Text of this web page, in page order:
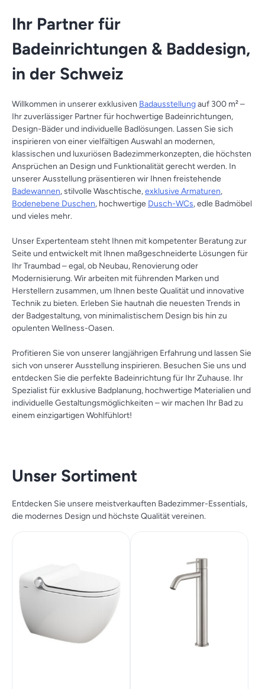
Ihr Partner für
Badeinrichtungen & Baddesign,
in der Schweiz
Willkommen in unserer exklusiven Badausstellungauf 300 m² –
Ihr zuverlässiger Partner für hochwertige Badeinrichtungen,
Design-Bäder und individuelle Badlösungen. Lassen Sie sich
inspirieren von einer vielfältigen Auswahl an modernen,
klassischen und luxuriösen Badezimmerkonzepten, die höchsten
Ansprüchen an Design und Funktionalität gerecht werden. In
unserer Ausstellung präsentieren wir Ihnen freistehende
Badewannen, stilvolle Waschtische,exklusive Armaturen,
Bodenebene Duschen, hochwertige Dusch-WCs, edle Badmöbel
und vieles mehr.
Unser Expertenteam steht Ihnen mit kompetenter Beratung zur
Seite und entwickelt mit Ihnen maßgeschneiderte Lösungen für
Ihr Traumbad – egal, ob Neubau, Renovierung oder
Modernisierung. Wir arbeiten mit führenden Marken und
Herstellern zusammen, um Ihnen beste Qualität und innovative
Technik zu bieten. Erleben Sie hautnah die neuesten Trends in
der Badgestaltung, von minimalistischem Design bis hin zu
opulenten Wellness-Oasen.
Profitieren Sie von unserer langjährigen Erfahrung und lassen Sie
sich von unserer Ausstellung inspirieren. Besuchen Sie uns und
entdecken Sie die perfekte Badeinrichtung für Ihr Zuhause. Ihr
Spezialist für exklusive Badplanung, hochwertige Materialien und
individuelle Gestaltungsmöglichkeiten – wir machen Ihr Bad zu
einem einzigartigen Wohlfühlort!
Unser Sortiment
Entdecken Sie unsere meistverkauften Badezimmer-Essentials,
die modernes Design und höchste Qualität vereinen.